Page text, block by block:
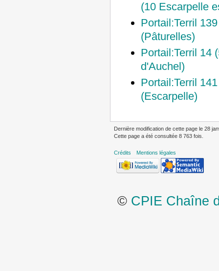
(10 Escarpelle
Portail:Terril 139
(Pâturelles)
Portail:Terril 14
d'Auchel)
Portail:Terril 141
(Escarpelle)
Dernière modification de cette page le 28
Cette page a été consultée 8 763 fois.
Crédits Mentions légales
© CPIE Chaîne